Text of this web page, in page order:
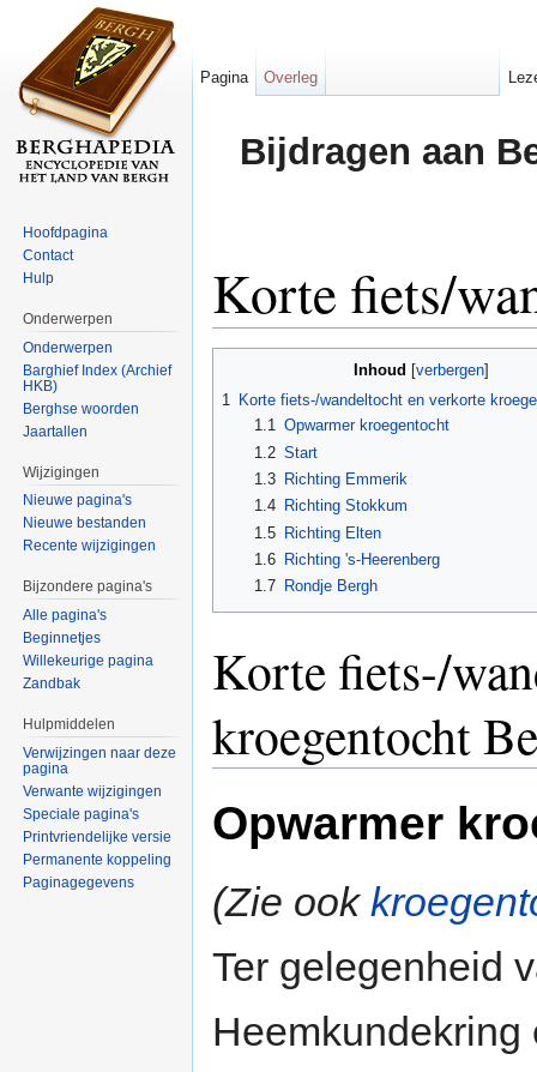
Bijdragen aan
Korte fiets/
Inhoud verbergen
1 Korte fiets-/wandeltocht en verkorte
1.1 Opwarmer kroegentocht
1.2 Start
1.3
Richting Emmerik
1.4
Richting Stokkum
1.5 Richting Elten
1.6
Richting 's-Heerenberg
1.7
Rondje Bergh
Korte fiets-/
kroegentocht
Opwarmer
(Zie ook
Ter gelegenheid
Heemkundekring
Pagina Overleg
Hoofdpagina
Contact
Hulp
Onderwerpen
Onderwerpen
Barghief Index (Archief
HKB)
Berghse woorden
Jaartallen
Wijzigingen
Nieuwe pagina's
Nieuwe bestanden
Recente wijzigingen
Bijzondere pagina's
Alle pagina's
Beginnetjes
Willekeurige pagina
Zandbak
Hulpmiddelen
Verwijzingen naar deze
pagina
Verwante wijzigingen
Speciale pagina's
Printvriendelijke versie
Permanente koppeling
Paginagegevens